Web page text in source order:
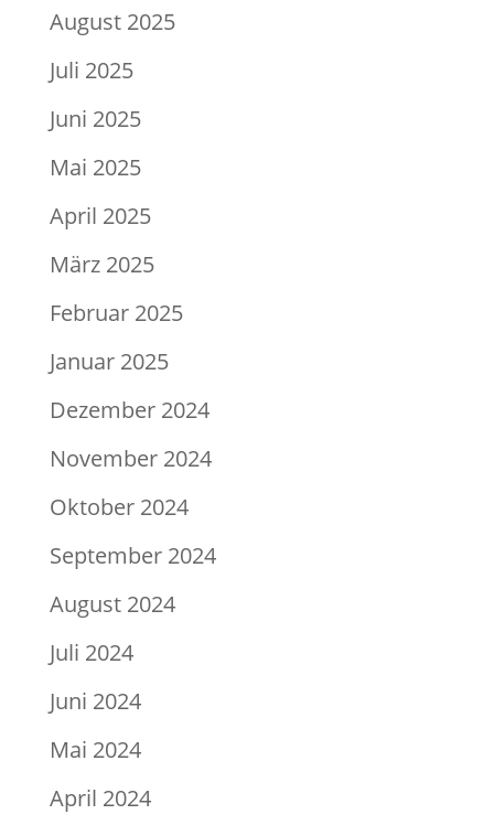
August 2025
Juli 2025
Juni 2025
Mai 2025
April 2025
März 2025
Februar 2025
Januar 2025
Dezember 2024
November 2024
Oktober 2024
September 2024
August 2024
Juli 2024
Juni 2024
Mai 2024
April 2024